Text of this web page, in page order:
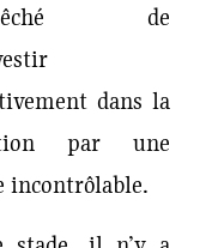
de
dans la
par une
incontrôlable.